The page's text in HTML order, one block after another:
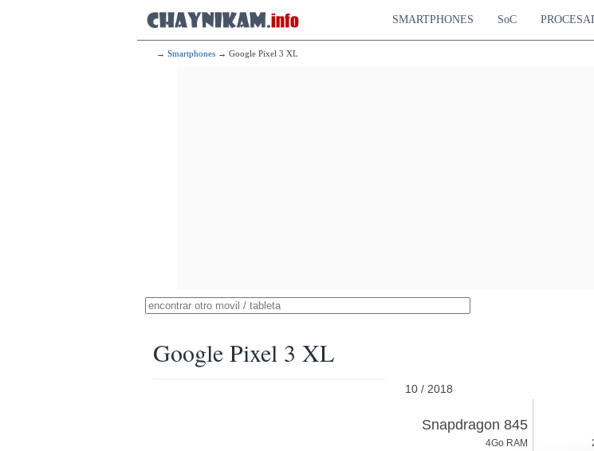
SMARTPHONES SoC
→ Smartphones → Google Pixel 3 XL
Google Pixel 3 XL
10 / 2018
Android 9.0
Snapdragon 845
4Go RAM